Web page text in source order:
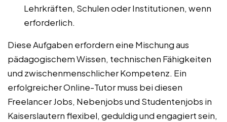
Lehrkräften, Schulen oder Institutionen, wenn
erforderlich.
Diese Aufgaben erfordern eine Mischung aus
pädagogischem Wissen, technischen Fähigkeiten
und zwischenmenschlicher Kompetenz. Ein
erfolgreicher Online-Tutor muss bei diesen
Freelancer Jobs, Nebenjobs und Studentenjobs in
Kaiserslautern flexibel, geduldig und engagiert sein,